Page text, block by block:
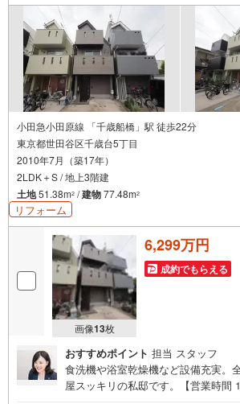
小田急小田原線 「千歳船橋」駅 徒歩22分
東京都世田谷区千歳台5丁目
2010年7月（築17年）
2LDK＋S / 地上3階建
土地51.38m2 /建物77.48m2
リフォーム
画像13枚
6,299万円
成約でもらえる
おすすめポイント 担当 スタッフ
食洗機や浴室乾燥機など設備充実。
屋スッキリの私邸です。【営業時間